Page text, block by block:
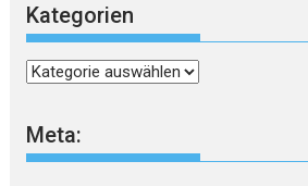
Kategorien
Kategorien
Meta: